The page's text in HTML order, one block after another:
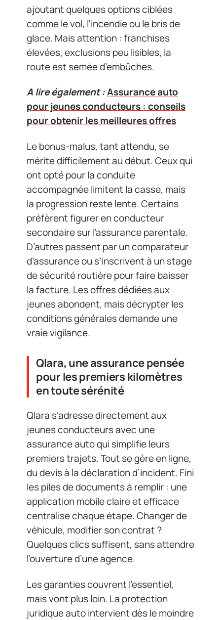
ajoutant quelques options ciblées
comme le vol, l’incendie ou le bris de
glace. Mais attention : franchises
élevées, exclusions peu lisibles, la
route est semée d’embûches.
A lire également :Assurance auto
pour jeunes conducteurs : conseils
pour obtenir les meilleures offres
Le bonus-malus, tant attendu, se
mérite difficilement au début. Ceux qui
ont opté pour la conduite
accompagnée limitent la casse, mais
la progression reste lente. Certains
préfèrent figurer en conducteur
secondaire sur l’assurance parentale.
D’autres passent par un comparateur
d’assurance ou s’inscrivent à un stage
de sécurité routière pour faire baisser
la facture. Les offres dédiées aux
jeunes abondent, mais décrypter les
conditions générales demande une
vraie vigilance.
Qlara, une assurance pensée
pour les premiers kilomètres
en toute sérénité
Qlara s’adresse directement aux
jeunes conducteurs avec une
assurance auto qui simplifie leurs
premiers trajets. Tout se gère en ligne,
du devis à la déclaration d’incident. Fini
les piles de documents à remplir : une
application mobile claire et efficace
centralise chaque étape. Changer de
véhicule, modifier son contrat ?
Quelques clics suffisent, sans attendre
l’ouverture d’une agence.
Les garanties couvrent l’essentiel,
mais vont plus loin. La protection
juridique auto intervient dès le moindre